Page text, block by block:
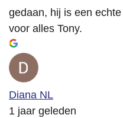
gedaan, hij is een
voor alles Tony.
Diana NL
1 jaar geleden